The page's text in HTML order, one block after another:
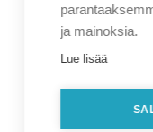
Sähköposti*
Puhelin*
Osoitetiedot
ja mainoksia.
Lue lisää